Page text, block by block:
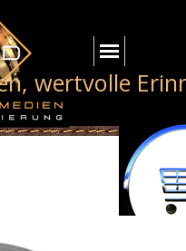
wertvolle